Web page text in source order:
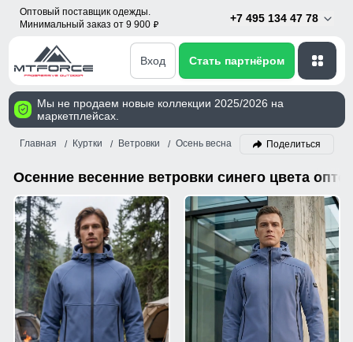
Оптовый поставщик одежды.
Минимальный заказ от 9 900 p
+7 495 134 47 78
Вход Стать партнёром
Мы не продаем новые коллекции 2025/2026 на
маркетплейсах.
Главная Куртки Ветровки Осень весна СинийПоделиться
Осенние весенние ветровки синего цвета